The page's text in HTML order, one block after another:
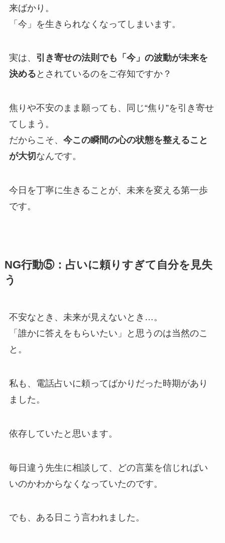
来ばかり。
「今」を生きられなくなってしまいます。
実は、 引き寄せの法則でも「今」の波動が未来を
決める とされているのをご存知ですか？
焦りや不安のまま願っても、同じ“焦り”を引き寄せ
てしまう。
だからこそ、 今この瞬間の心の状態を整えること
が大切 なんです。
今日を丁寧に生きることが、未来を変える第一歩
です。
NG行動⑤：占いに頼りすぎて自分を見失
う
不安なとき、未来が見えないとき…。
「誰かに答えをもらいたい」と思うのは当然のこ
と。
私も、電話占いに頼ってばかりだった時期があり
ました。
依存していたと思います。
毎日違う先生に相談して、どの言葉を信じればい
いのかわからなくなっていたのです。
でも、ある日こう言われました。